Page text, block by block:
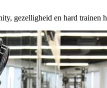
gezelligheid en hard trainen